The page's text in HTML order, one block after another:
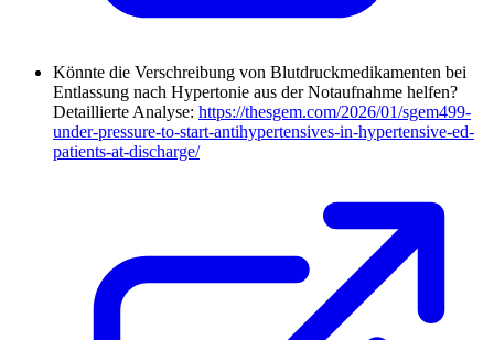
Könnte die Verschreibung von Blutdruckmedikamenten bei
Entlassung nach Hypertonie aus der Notaufnahme helfen?
Detaillierte Analyse: https://thesgem.com/2026/01/sgem499-
under-pressure-to-start-antihypertensives-in-hypertensive-ed-
patients-at-discharge/